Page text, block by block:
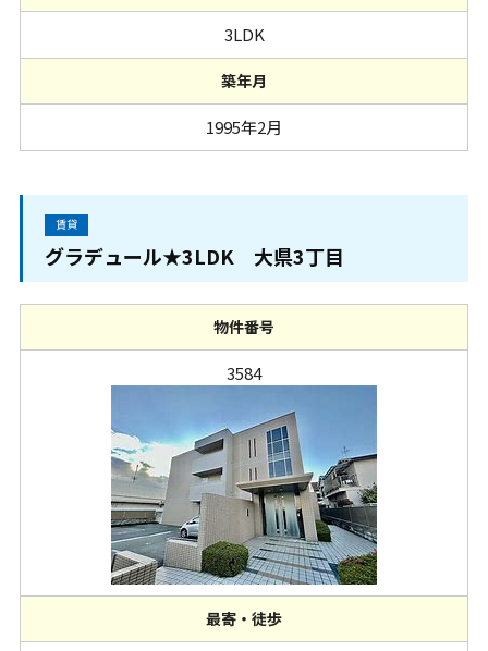
3LDK
築年月
1995年2月
賃貸
グラデュール★3LDK 大県3丁目
物件番号
3584
最寄・徒歩